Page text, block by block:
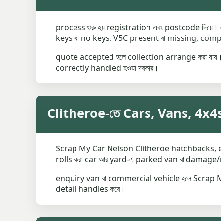
process শুরু হয় registration এবং postcode
keys বা no keys, V5C present বা missing,
quote accepted হলে collection arrange করা
correctly handled হওয়া দরকার।
Clitheroe-তে Cars, Vans,
Scrap My Car Nelson Clitheroe hatchbacks,
rolls করা car আর yard-এ parked van বা damage/
enquiry van বা commercial vehicle হলে Scrap
detail handles করে।